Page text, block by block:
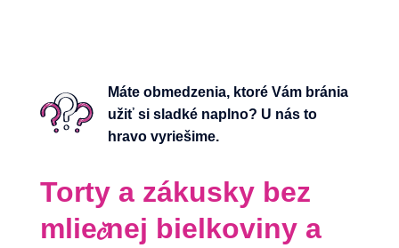
Máte obmedzenia, ktoré Vám bránia
užiť si sladké naplno? U nás to
hravo vyriešime.
Torty a zákusky bez
mliečnej bielkoviny a